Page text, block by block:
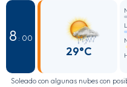
8 : 00
29°C
Soleado con algunas nubes con